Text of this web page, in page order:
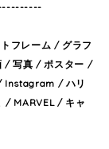
フレーム / グラフ
/ 写真 / ポスター /
Instagram / ハリ
/ MARVEL / キャ